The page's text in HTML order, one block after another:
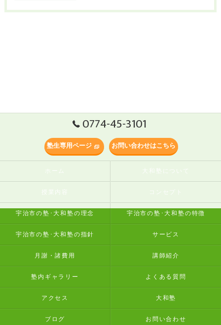
0774-45-3101
塾生専用ページ お問い合わせはこちら
ホーム 大和塾について
授業内容 コンセプト
宇治市の塾･大和塾の理念 宇治市の塾･大和塾の特徴
宇治市の塾･大和塾の指針 サービス
月謝・諸費用 講師紹介
塾内ギャラリー よくある質問
アクセス 大和塾
ブログ お問い合わせ